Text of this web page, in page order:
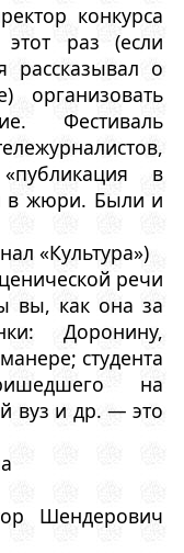
конкурса
раз (если
о
организовать
Фестиваль
в
в жюри. Были и
«Культура»)
речи
вы, как она за
Доронину,
студента
на
вуз и др. — это
Шендерович